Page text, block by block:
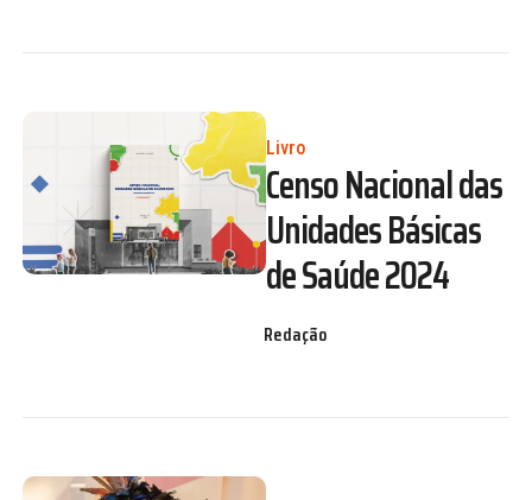
Livro
Censo Nacional das
Unidades Básicas
de Saúde 2024
Redação